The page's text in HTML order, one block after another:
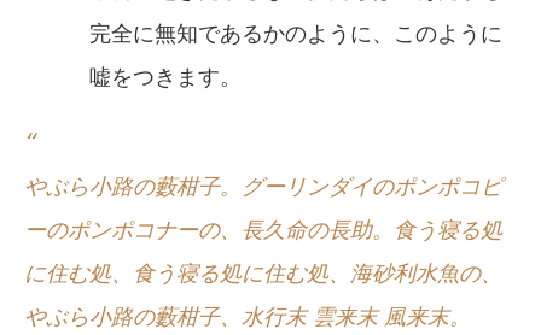
完全に無知であるかのように、このように
嘘をつきます。
やぶら小路の藪柑子。グーリンダイのポンポコピ
ーのポンポコナーの、長久命の長助。食う寝る処
に住む処、食う寝る処に住む処、海砂利水魚の、
やぶら小路の藪柑子、水行末 雲来末 風来末。